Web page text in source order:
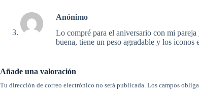
Anónimo
Lo compré para el aniversario con mi
buena, tiene un peso agradable y los
Añade una valoración
Tu dirección de correo electrónico no será publicada. Los campos